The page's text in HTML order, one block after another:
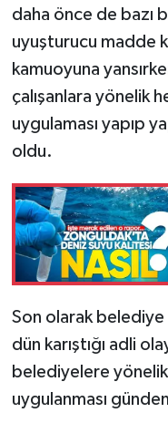
daha önce de bazı
uyuşturucu madde
kamuoyuna
çalışanlara yönelik
uygulaması yapıp
oldu.
Son olarak belediye
dün karıştığı adli
belediyelere
uygulanması